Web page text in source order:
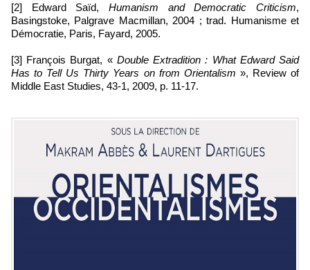
[2] Edward Saïd, Humanism and Democratic Criticism,
Basingstoke, Palgrave Macmillan, 2004 ; trad. Humanisme et
Démocratie, Paris, Fayard, 2005.
[3] François Burgat, « Double Extradition : What Edward Said
Has to Tell Us Thirty Years on from Orientalism », Review of
Middle East Studies, 43-1, 2009, p. 11-17.